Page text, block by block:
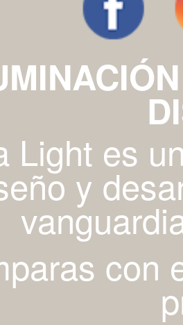
Light es
y
con